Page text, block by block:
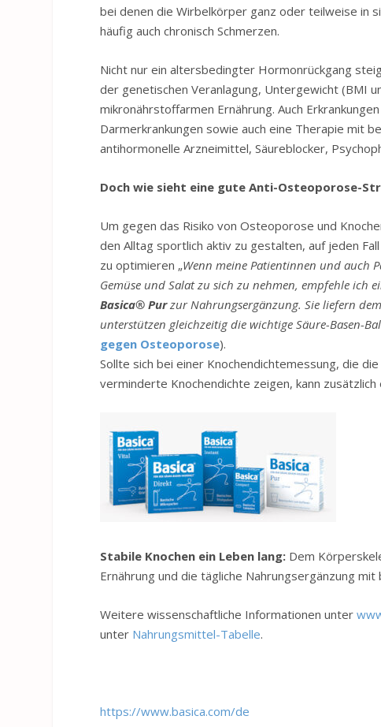
bei denen die Wirbelkörper ganz oder teilweise in
häufig auch chronisch Schmerzen.
Nicht nur ein altersbedingter Hormonrückgang
der genetischen Veranlagung, Untergewicht (BMI
mikronährstoffarmen Ernährung. Auch
Darmerkrankungen sowie auch eine Therapie mit
antihormonelle Arzneimittel, Säureblocker,
Doch wie sieht eine gute Anti-Osteoporose-
Um gegen das Risiko von Osteoporose und
den Alltag sportlich aktiv zu gestalten, auf jeden
zu optimieren „Wenn meine Patientinnen und auch
Gemüse und Salat zu sich zu nehmen, empfehle ich
Basica® Purzur Nahrungsergänzung. Sie liefern
unterstützen gleichzeitig die wichtige Säure-Basen-
gegen Osteoporose).
Sollte sich bei einer Knochendichtemessung, die
verminderte Knochendichte zeigen, kann
Stabile Knochen ein Leben lang: Dem
Ernährung und die tägliche Nahrungsergänzung
Weitere wissenschaftliche Informationen unter
unter Nahrungsmittel-Tabelle.
https://www.basica.com/de